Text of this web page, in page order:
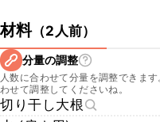
材料（2人前）
分量の調整
人数に合わせて分量を調整できま
わせて調整してくださいね。
切り干し大根